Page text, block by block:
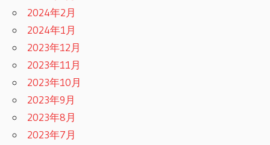
2024年2月
2024年1月
2023年12月
2023年11月
2023年10月
2023年9月
2023年8月
2023年7月